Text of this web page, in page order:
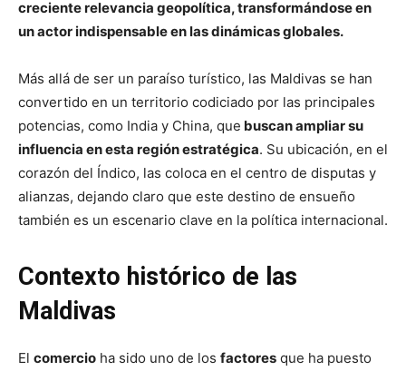
creciente relevancia geopolítica, transformándose en
un actor indispensable en las dinámicas globales.
Más allá de ser un paraíso turístico, las Maldivas se han
convertido en un territorio codiciado por las principales
potencias, como India y China, que buscan ampliar su
influencia en esta región estratégica. Su ubicación, en el
corazón del Índico, las coloca en el centro de disputas y
alianzas, dejando claro que este destino de ensueño
también es un escenario clave en la política internacional.
Contexto histórico de las
Maldivas
El comercio ha sido uno de los factores que ha puesto